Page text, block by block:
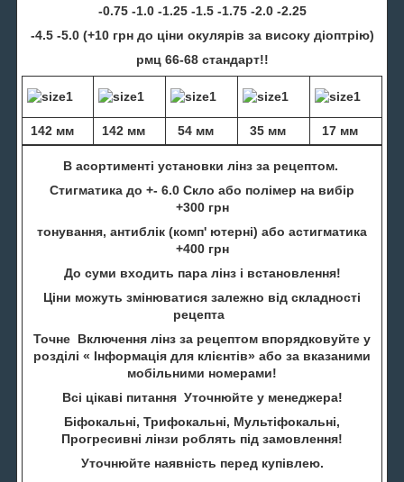
-0.75 -1.0 -1.25 -1.5 -1.75 -2.0 -2.25
-4.5 -5.0 (+10 грн до ціни окулярів за високу діоптрію)
рмц 66-68 стандарт!!
142 мм 142 мм 54 мм 35 мм 17 мм
В асортименті установки лінз за рецептом.
Стигматика до +- 6.0 Скло або полімер на вибір
+300 грн
тонування, антиблік (комп' ютерні) або астигматика
+400 грн
До суми входить пара лінз і встановлення!
Ціни можуть змінюватися залежно від складності
рецепта
Точне Включення лінз за рецептом впорядковуйте у
розділі « Інформація для клієнтів» або за вказаними
мобільними номерами!
Всі цікаві питання Уточнюйте у менеджера!
Біфокальні, Трифокальні, Мультіфокальні,
Прогресивні лінзи роблять під замовлення!
Уточнюйте наявність перед купівлею.